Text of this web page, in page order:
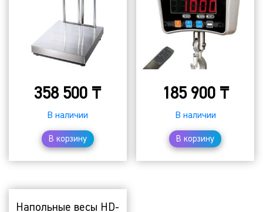
358 500 ₸
В наличии
В корзину
185 900 ₸
В наличии
В корзину
Напольные весы HD-